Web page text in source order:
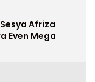
Afriza
Even Mega